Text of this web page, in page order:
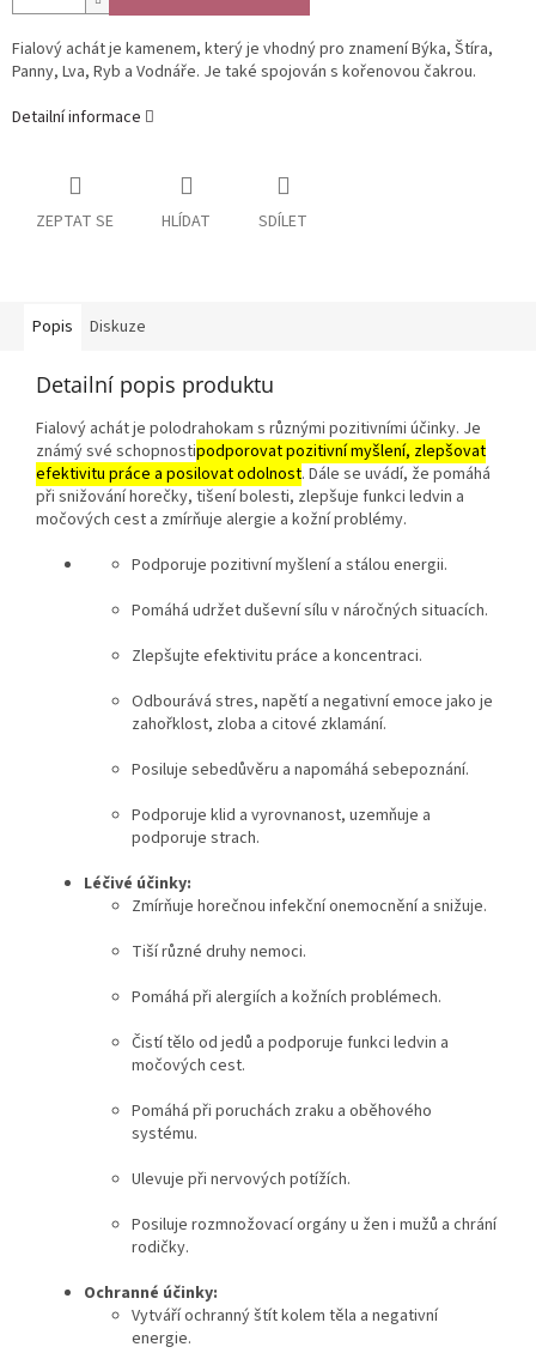
Fialový achát je kamenem, který je vhodný pro znamení Býka, Štíra,
Panny, Lva, Ryb a Vodnáře. Je také spojován s kořenovou čakrou.
Detailní informace
ZEPTAT SE HLÍDAT SDÍLET
Popis Diskuze
Detailní popis produktu
Fialový achát je polodrahokam s různými pozitivními účinky. Je
známý své schopnostipodporovat pozitivní myšlení, zlepšovat
efektivitu práce a posilovat odolnost. Dále se uvádí, že pomáhá
při snižování horečky, tišení bolesti, zlepšuje funkci ledvin a
močových cest a zmírňuje alergie a kožní problémy.
Podporuje pozitivní myšlení a stálou energii.
Pomáhá udržet duševní sílu v náročných situacích.
Zlepšujte efektivitu práce a koncentraci.
Odbourává stres, napětí a negativní emoce jako je
zahořklost, zloba a citové zklamání.
Posiluje sebedůvěru a napomáhá sebepoznání.
Podporuje klid a vyrovnanost, uzemňuje a
podporuje strach.
Léčivé účinky:
Zmírňuje horečnou infekční onemocnění a snižuje.
Tiší různé druhy nemoci.
Pomáhá při alergiích a kožních problémech.
Čistí tělo od jedů a podporuje funkci ledvin a
močových cest.
Pomáhá při poruchách zraku a oběhového
systému.
Ulevuje při nervových potížích.
Posiluje rozmnožovací orgány u žen i mužů a chrání
rodičky.
Ochranné účinky:
Vytváří ochranný štít kolem těla a negativní
energie.